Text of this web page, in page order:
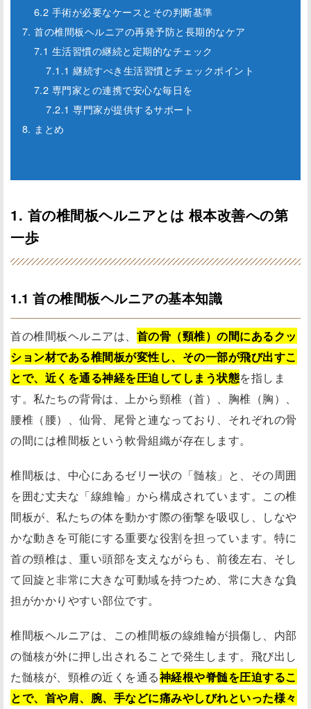
6.2 手術が必要なケースとその判断基準
7. 首の椎間板ヘルニアの再発予防と長期的なケア
7.1 生活習慣の継続と定期的なチェック
7.1.1 継続すべき生活習慣とチェックポイント
7.2 専門家との連携で安心な毎日を
7.2.1 専門家が提供するサポート
8. まとめ
1. 首の椎間板ヘルニアとは 根本改善への第
一歩
1.1 首の椎間板ヘルニアの基本知識
首の椎間板ヘルニアは、 首の骨（頸椎）の間にあるクッ
ション材である椎間板が変性し、その一部が飛び出すこ
とで、近くを通る神経を圧迫してしまう状態を指しま
す。私たちの背骨は、上から頸椎（首）、胸椎（胸）、
腰椎（腰）、仙骨、尾骨と連なっており、それぞれの骨
の間には椎間板という軟骨組織が存在します。
椎間板は、中心にあるゼリー状の「髄核」と、その周囲
を囲む丈夫な「線維輪」から構成されています。この椎
間板が、私たちの体を動かす際の衝撃を吸収し、しなや
かな動きを可能にする重要な役割を担っています。特に
首の頸椎は、重い頭部を支えながらも、前後左右、そし
て回旋と非常に大きな可動域を持つため、常に大きな負
担がかかりやすい部位です。
椎間板ヘルニアは、この椎間板の線維輪が損傷し、内部
の髄核が外に押し出されることで発生します。飛び出し
た髄核が、頸椎の近くを通る神経根や脊髄を圧迫するこ
とで、首や肩、腕、手などに痛みやしびれといった様々